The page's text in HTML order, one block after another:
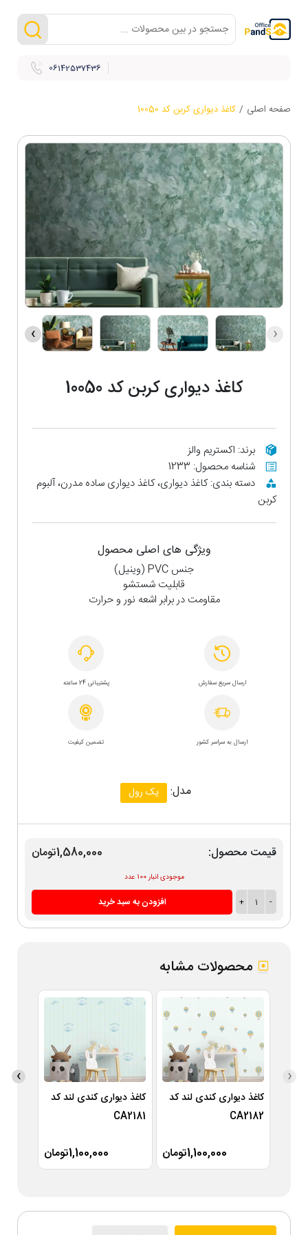
06142537436
صفحه اصلی / کاغذ دیواری کربن کد 10050
‹
›
کاغذ دیواری کربن کد 10050
برند: اکستریم والز
شناسه محصول: 1233
دسته بندی: کاغذ دیواری، کاغذ دیواری ساده مدرن، آلبوم
کربن
ویژگی های اصلی محصول
جنس PVC (وینیل)
قابلیت شستشو
مقاومت در برابر اشعه نور و حرارت
ارسال سریع سفارش پشتیبانی 24 ساعته
ارسال به سراسر کشور تضمین کیفیت
مدل: یک رول
قیمت محصول: 1,580,000تومان
موجودی انبار 100 عدد
-
1
+ افزودن به سبد خرید
محصولات مشابه
کاغذ دیواری کندی لند کد
CA2182
1,100,000تومان
کاغذ دیواری کندی لند کد
CA2181
1,100,000تومان
‹
›